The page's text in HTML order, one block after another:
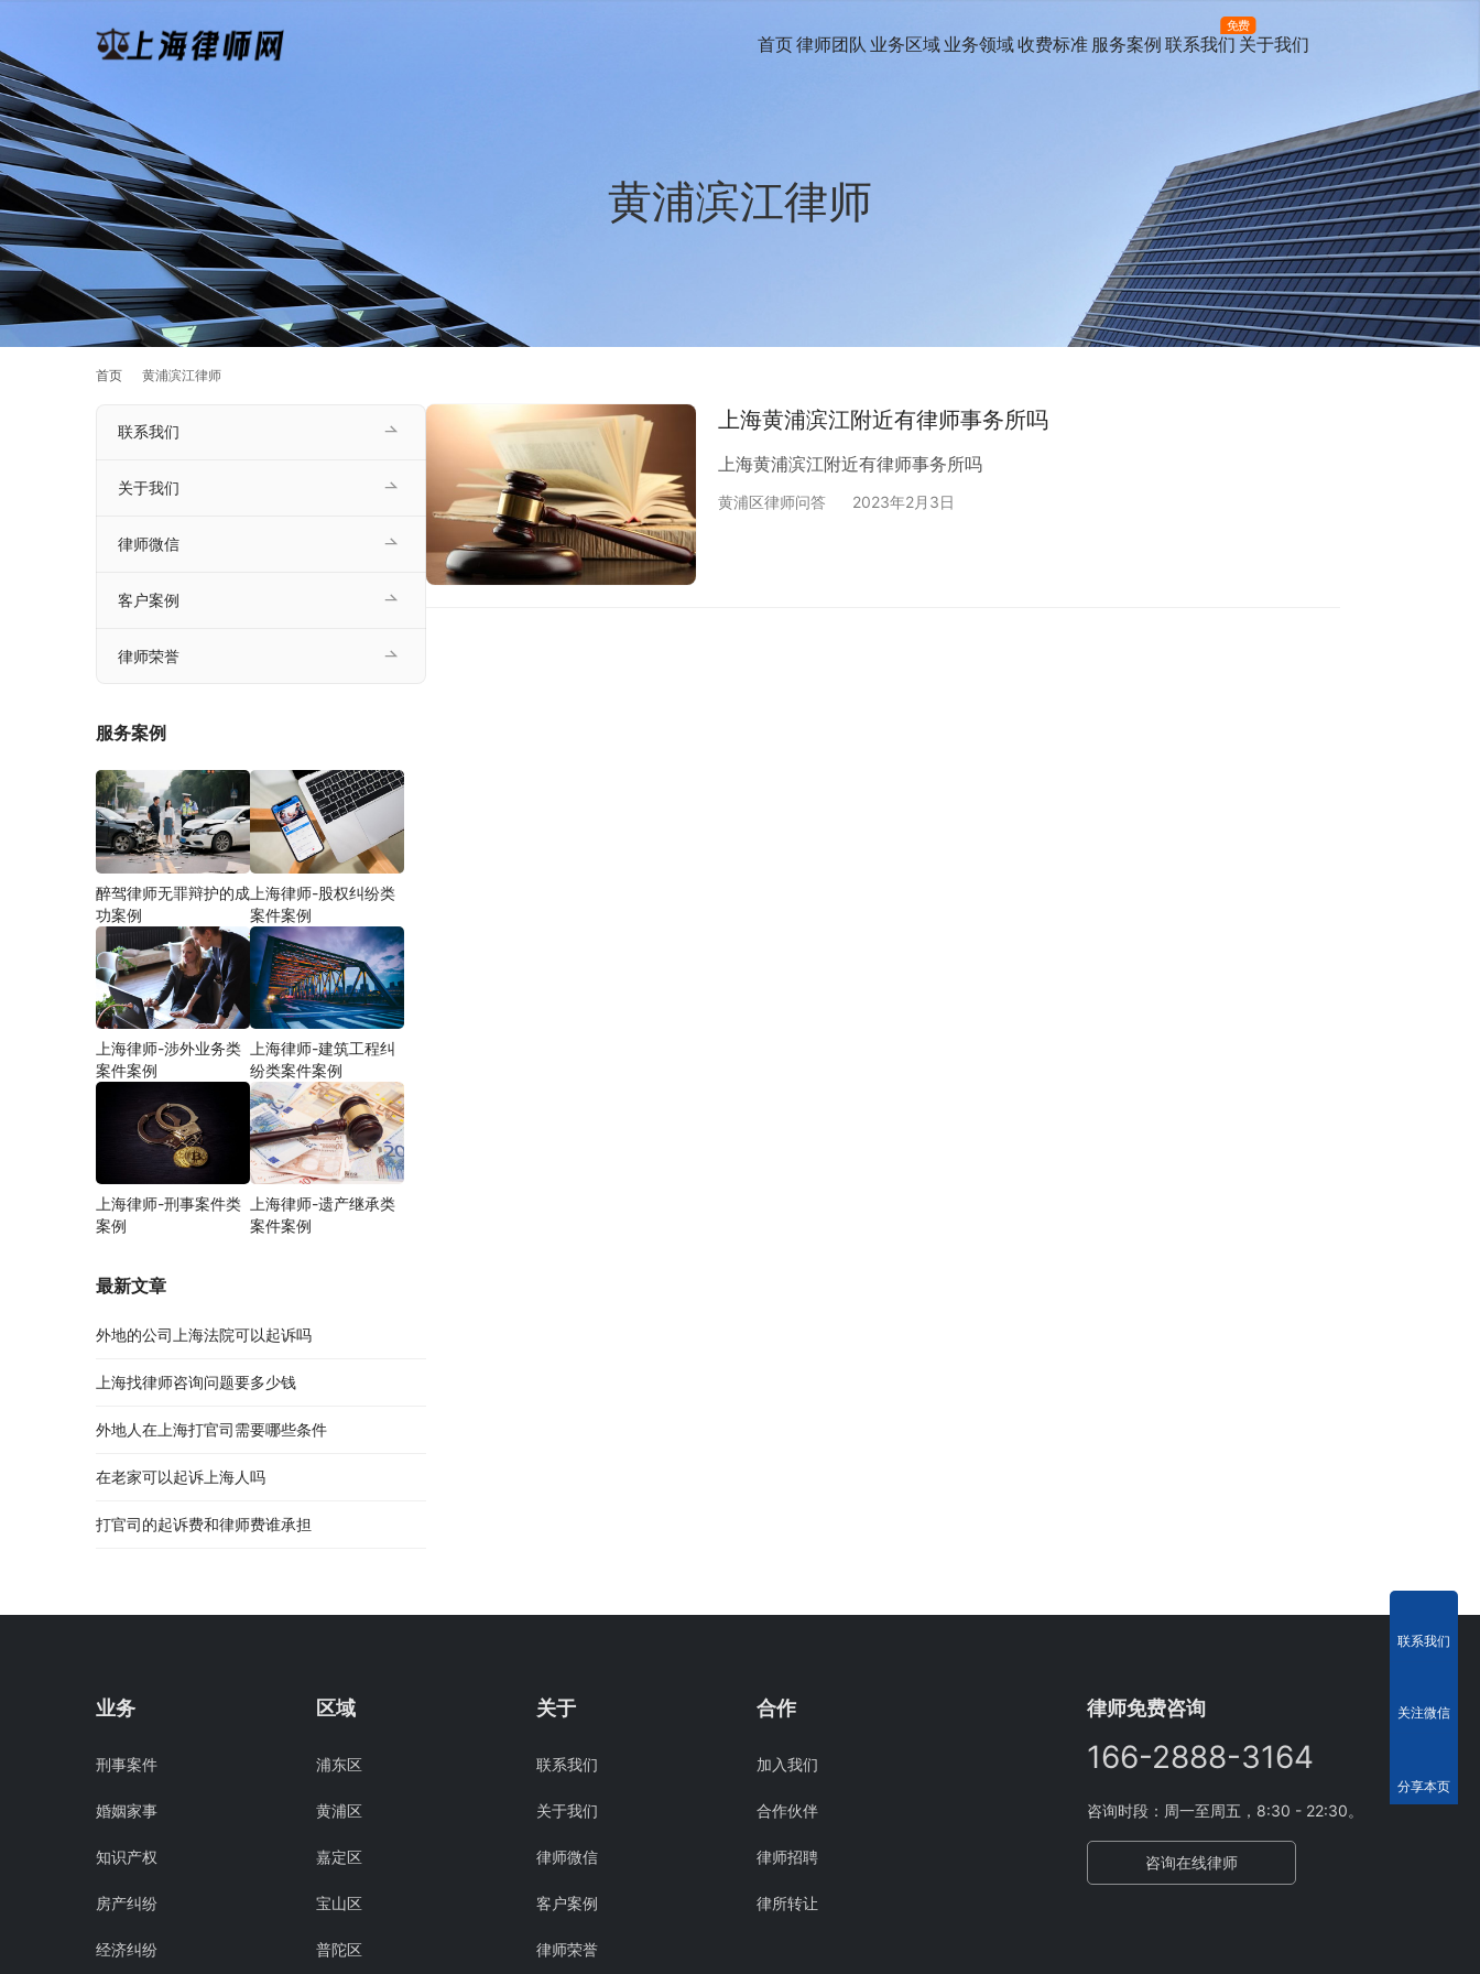
首页律师团队 业务区域 业务领域收费标准 服务案例 联系我们
免费
关于我们
黄浦滨江律师
首页 黄浦滨江律师
上海黄浦滨江附近有律师事务所吗
上海黄浦滨江附近有律师事务所吗
黄浦区律师问答 2023年2月3日
联系我们
关于我们
律师微信
客户案例
律师荣誉
服务案例
醉驾律师无罪辩护的成
功案例
上海律师-股权纠纷类
案件案例
上海律师-涉外业务类
案件案例
上海律师-建筑工程纠
纷类案件案例
上海律师-刑事案件类
案例
上海律师-遗产继承类
案件案例
最新文章
外地的公司上海法院可以起诉吗
上海找律师咨询问题要多少钱
外地人在上海打官司需要哪些条件
在老家可以起诉上海人吗
打官司的起诉费和律师费谁承担
业务
刑事案件
婚姻家事
知识产权
房产纠纷
经济纠纷
区域
浦东区
黄浦区
嘉定区
宝山区
普陀区
关于
联系我们
关于我们
律师微信
客户案例
律师荣誉
合作
加入我们
合作伙伴
律师招聘
律所转让
律师免费咨询
166-2888-3164
咨询时段：周一至周五，8:30 - 22:30。
咨询在线律师
联系我们
关注微信
分享本页